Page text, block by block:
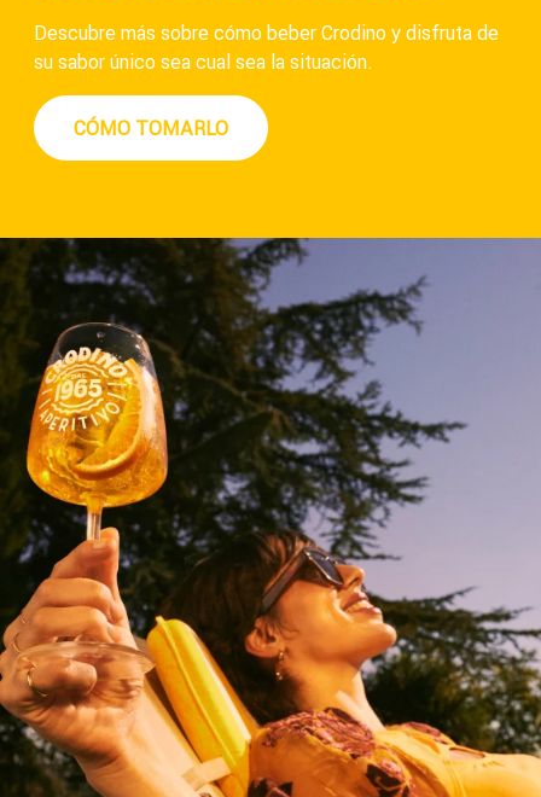
Descubre más sobre cómo beber Crodino y disfruta de
su sabor único sea cual sea la situación.
CÓMO TOMARLO